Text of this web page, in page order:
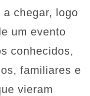
a chegar, logo
um evento
conhecidos,
familiares e
vieram